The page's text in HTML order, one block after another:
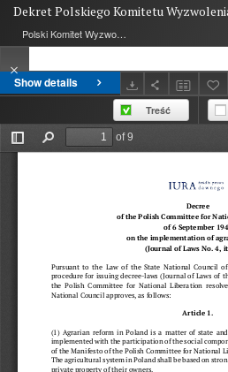
Show details
Dekret Polskiego Komitetu
Polski Komitet Wyzwolenia Narodowego
Treść